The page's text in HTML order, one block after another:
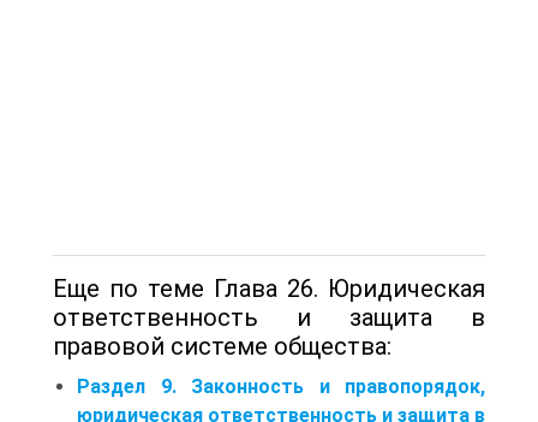
Еще по теме Глава 26. Юридическая
ответственность и защита в
правовой системе общества:
Раздел 9. Законность и правопорядок,
юридическая ответственность и защита в